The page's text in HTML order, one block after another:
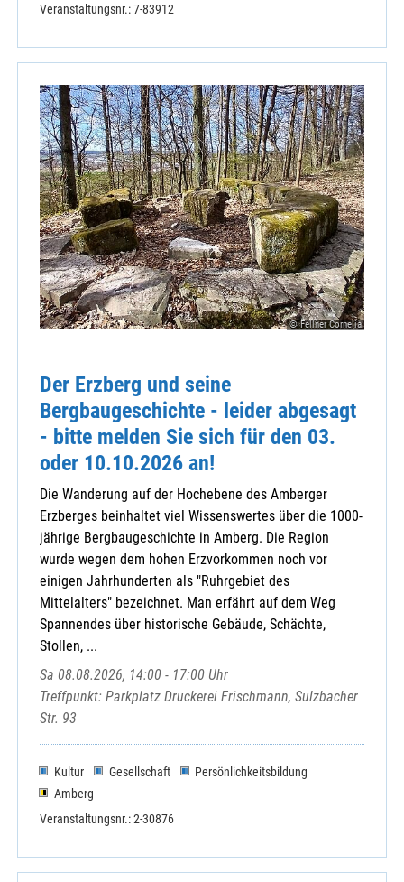
Veranstaltungsnr.: 7-83912
© Fellner Cornelia
Der Erzberg und seine
Bergbaugeschichte - leider abgesagt
- bitte melden Sie sich für den 03.
oder 10.10.2026 an!
Die Wanderung auf der Hochebene des Amberger
Erzberges beinhaltet viel Wissenswertes über die 1000-
jährige Bergbaugeschichte in Amberg. Die Region
wurde wegen dem hohen Erzvorkommen noch vor
einigen Jahrhunderten als "Ruhrgebiet des
Mittelalters" bezeichnet. Man erfährt auf dem Weg
Spannendes über historische Gebäude, Schächte,
Stollen, ...
Sa 08.08.2026, 14:00 - 17:00 Uhr
Treffpunkt: Parkplatz Druckerei Frischmann, Sulzbacher
Str. 93
Kultur Gesellschaft
Persönlichkeitsbildung
Amberg
Veranstaltungsnr.: 2-30876